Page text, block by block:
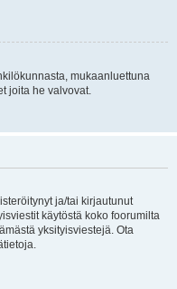
mukaanluettuna
joita he valvovat.
ja/tai kirjautunut
käytöstä koko foorumilta
yksityisviestejä. Ota